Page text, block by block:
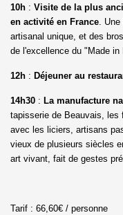
10h : Visite de la plus
en activité en France. Une
artisanal unique, et des
de l'excellence du "Made
12h : Déjeuner au
14h30 : La manufacture
tapisserie de Beauvais,
avec les liciers, artisans
vieux de plusieurs siècles
art vivant, fait de gestes
Tarif : 66,60€ / personne